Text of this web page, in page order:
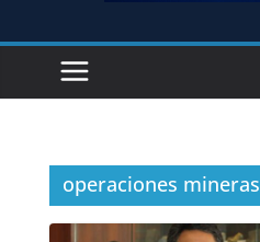
operaciones mineras